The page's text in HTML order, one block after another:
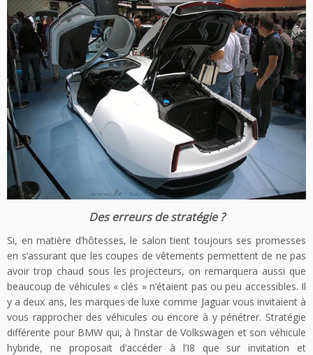
Des erreurs de stratégie ?
Si, en matière d’hôtesses, le salon tient toujours ses promesses
en s’assurant que les coupes de vêtements permettent de ne pas
avoir trop chaud sous les projecteurs, on remarquera aussi que
beaucoup de véhicules « clés » n’étaient pas ou peu accessibles. Il
y a deux ans, les marques de luxe comme Jaguar vous invitaient à
vous rapprocher des véhicules ou encore à y pénétrer. Stratégie
différente pour BMW qui, à l’instar de Volkswagen et son véhicule
hybride, ne proposait d’accéder à l’I8 que sur invitation et